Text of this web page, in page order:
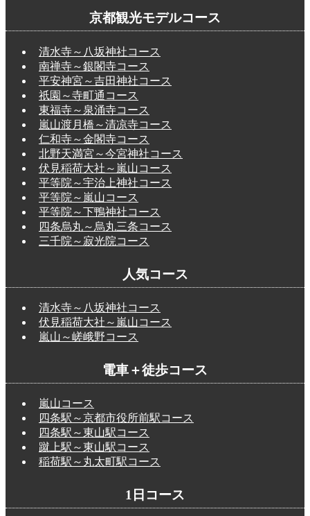
京都観光モデルコース
清水寺～八坂神社コース
南禅寺～銀閣寺コース
平安神宮～吉田神社コース
祇園～寺町通コース
東福寺～泉涌寺コース
嵐山渡月橋～清凉寺コース
仁和寺～金閣寺コース
北野天満宮～今宮神社コース
伏見稲荷大社～嵐山コース
平等院～宇治上神社コース
平等院～嵐山コース
平等院～下鴨神社コース
四条烏丸～烏丸三条コース
三千院～寂光院コース
人気コース
清水寺～八坂神社コース
伏見稲荷大社～嵐山コース
嵐山～嵯峨野コース
電車＋徒歩コース
嵐山コース
四条駅～京都市役所前駅コース
四条駅～東山駅コース
蹴上駅～東山駅コース
稲荷駅～丸太町駅コース
1日コース